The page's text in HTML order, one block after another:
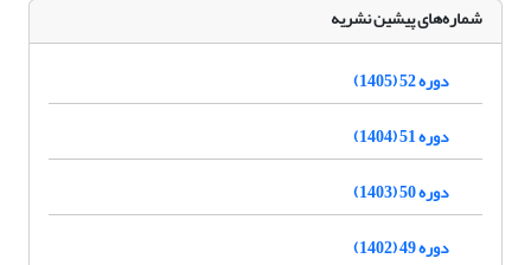
شماره‌های پیشین نشریه
دوره 52 (1405)
دوره 51 (1404)
دوره 50 (1403)
دوره 49 (1402)